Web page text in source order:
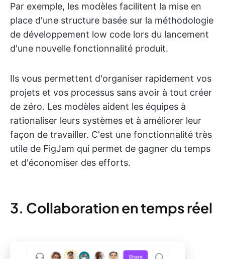
Par exemple, les modèles facilitent la mise en
place d'une structure basée sur la méthodologie
de développement low code lors du lancement
d'une nouvelle fonctionnalité produit.
Ils vous permettent d'organiser rapidement vos
projets et vos processus sans avoir à tout créer
de zéro. Les modèles aident les équipes à
rationaliser leurs systèmes et à améliorer leur
façon de travailler. C'est une fonctionnalité très
utile de FigJam qui permet de gagner du temps
et d'économiser des efforts.
3. Collaboration en temps réel